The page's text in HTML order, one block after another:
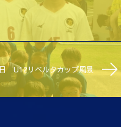
U12リベルタカップ風景